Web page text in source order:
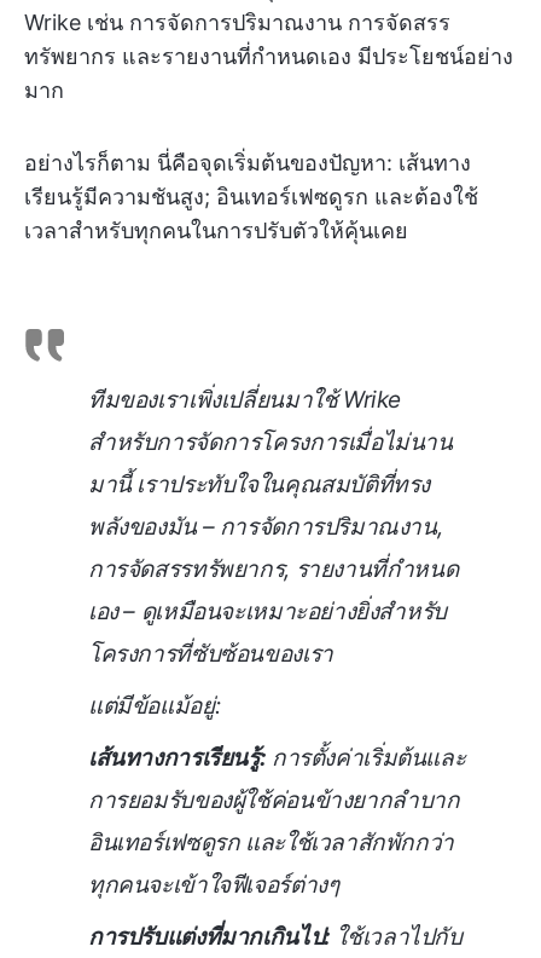
Wrike เช่น การจัดการปริมาณงาน การจัดสรร
ทรัพยากร และรายงานที่กำหนดเอง มีประโยชน์อย่าง
มาก
อย่างไรก็ตาม นี่คือจุดเริ่มต้นของปัญหา: เส้นทาง
เรียนรู้มีความชันสูง; อินเทอร์เฟซดูรก และต้องใช้
เวลาสำหรับทุกคนในการปรับตัวให้คุ้นเคย
ทีมของเราเพิ่งเปลี่ยนมาใช้ Wrike
สำหรับการจัดการโครงการเมื่อไม่นาน
มานี้ เราประทับใจในคุณสมบัติที่ทรง
พลังของมัน – การจัดการปริมาณงาน,
การจัดสรรทรัพยากร, รายงานที่กำหนด
เอง – ดูเหมือนจะเหมาะอย่างยิ่งสำหรับ
โครงการที่ซับซ้อนของเรา
แต่มีข้อแม้อยู่:
เส้นทางการเรียนรู้: การตั้งค่าเริ่มต้นและ
การยอมรับของผู้ใช้ค่อนข้างยากลำบาก
อินเทอร์เฟซดูรก และใช้เวลาสักพักกว่า
ทุกคนจะเข้าใจฟีเจอร์ต่างๆ
การปรับแต่งที่มากเกินไป: ใช้เวลาไปกับ